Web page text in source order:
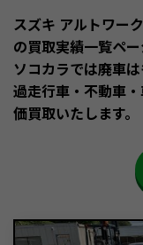
スズキ アルトワー
の買取実績一覧ペー
ソコカラでは廃車
過走行車・不動車
価買取いたします。